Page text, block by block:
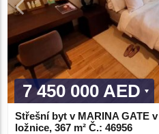
7 450 000 AED
Střešní byt v MARINA GATE
ložnice, 367 m² Č.: 46956